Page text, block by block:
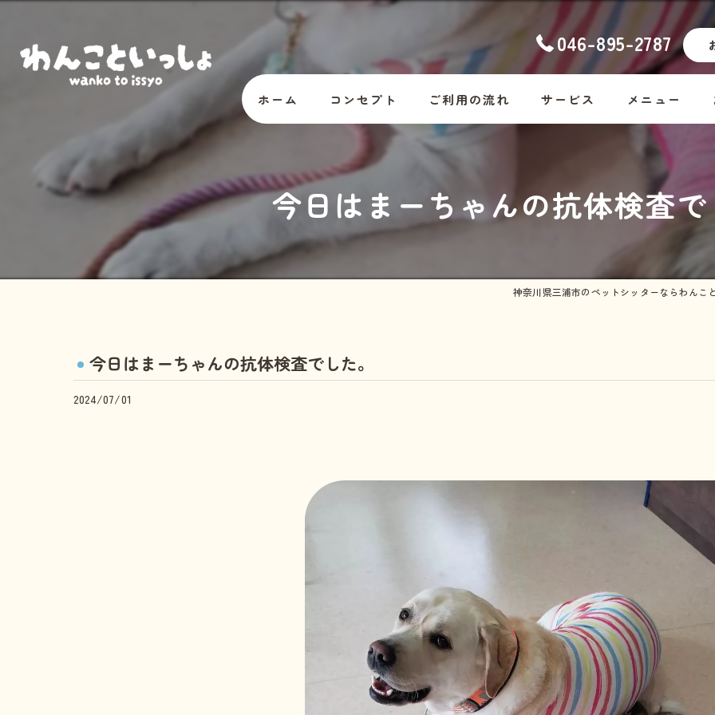
046-895-2787
ホーム コンセプト
オーナーの想い
スタッフ紹介
ご利用の流れ サービス
ホームステイ
お散歩代行
しつけ教室
メニュー
コース料金
Dog
Cat
Rabbit・
その他の料金
今日はまーちゃんの抗体検査
神奈川県三浦市のペットシッターならわんこ
今日はまーちゃんの抗体検査でした。
2024/07/01